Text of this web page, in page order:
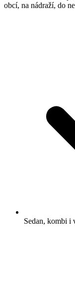
obcí, na nádraží, do
Sedan, kombi i